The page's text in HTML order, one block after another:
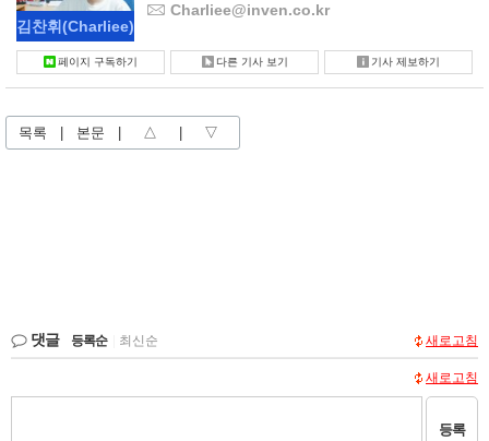
김찬휘(Charliee)
Charliee@inven.co.kr
페이지 구독하기 다른 기사 보기 기사 제보하기
목록 본문 △ ▽
댓글 등록순 최신순 새로고침
새로고침
등록